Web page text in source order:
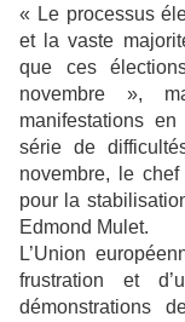
« Le processus
et la vaste
que ces
novembre »,
manifestations
série de
novembre, le
pour la
Edmond Mulet.
L’Union
frustration et
démonstrations